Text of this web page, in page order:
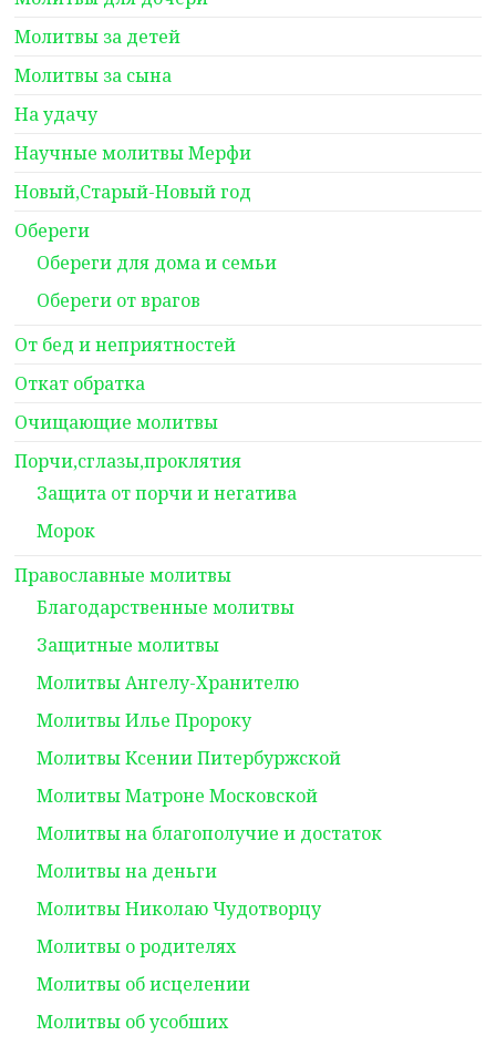
Молитвы за детей
Молитвы за сына
На удачу
Научные молитвы Мерфи
Новый,Старый-Новый год
Обереги
Обереги для дома и семьи
Обереги от врагов
От бед и неприятностей
Откат обратка
Очищающие молитвы
Порчи,сглазы,проклятия
Защита от порчи и негатива
Морок
Православные молитвы
Благодарственные молитвы
Защитные молитвы
Молитвы Ангелу-Хранителю
Молитвы Илье Пророку
Молитвы Ксении Питербуржской
Молитвы Матроне Московской
Молитвы на благополучие и достаток
Молитвы на деньги
Молитвы Николаю Чудотворцу
Молитвы о родителях
Молитвы об исцелении
Молитвы об усобших